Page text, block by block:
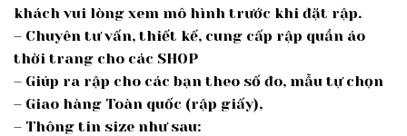
khách vui lòng xem mô hình trước khi đặt rập.
– Chuyên tư vấn, thiết kế, cung cấp rập quần áo
thời trang cho các SHOP
– Giúp ra rập cho các bạn theo số đo, mẫu tự chọn
– Giao hàng Toàn quốc (rập giấy),
– Thông tin size như sau: